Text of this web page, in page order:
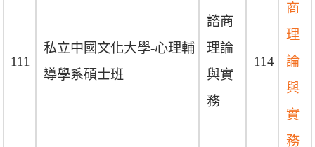
111
私立中國文化大學-心理輔
導學系碩士班
諮商
理論
與實
務
114
商
理
論
與
實
務